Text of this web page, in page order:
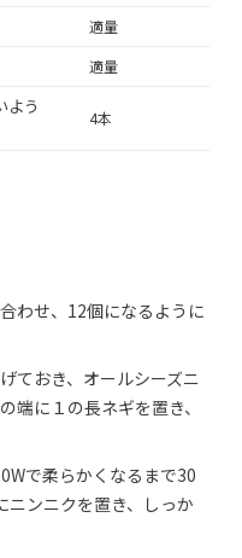
適量
適量
よう
4本
わせ、12個になるように
ておき、オールシーズニ
端に１の長ネギを置き、
で柔らかくなるまで30
ンニクを置き、しっか